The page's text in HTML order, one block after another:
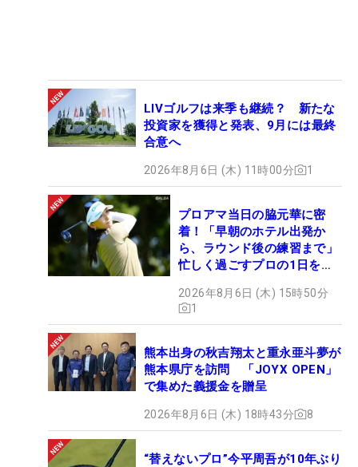
LIVゴルフは来季も継続？ 新たな
投資家を獲得と発表、9月には最終
合意へ
2026年8月6日 (木) 11時00分 1
プロアマ当日の脇元華に密
着！「早朝のホテル出発か
ら、ラウンド後の練習まで」
忙しく過ごすプロの1日を公
2026年8月6日 (木) 15時50分
1
熊本出身の秋吉翔太と重永亜斗夢が
熊本県庁を訪問 「JOYX OPEN」
で集めた義援金を贈呈
2026年8月6日 (木) 18時43分 8
“替えないプロ”今平周吾が10年ぶり